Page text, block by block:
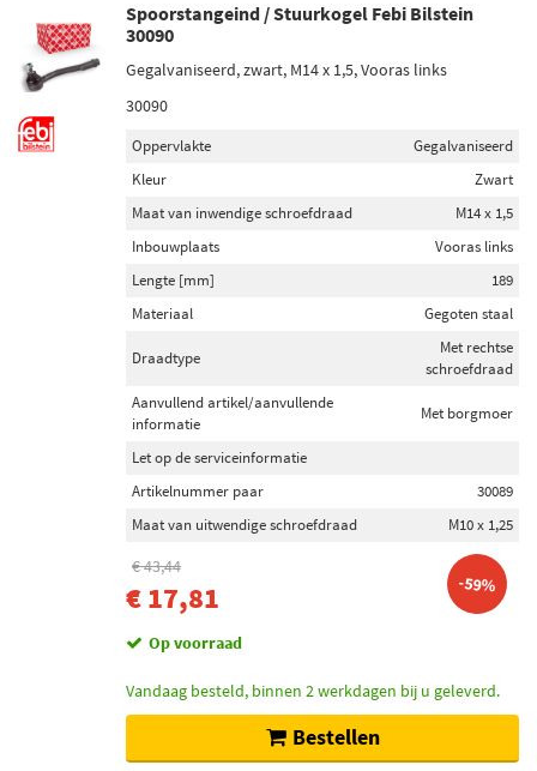
Spoorstangeind / Stuurkogel Febi Bilstein
30090
Gegalvaniseerd, zwart, M14 x 1,5, Vooras links
30090
Oppervlakte
Gegalvaniseerd
Kleur
Zwart
Maat van inwendige schroefdraad
M14 x 1,5
Inbouwplaats
Vooras links
Lengte [mm]
189
Materiaal
Gegoten staal
Draadtype
Met rechtse
schroefdraad
Aanvullend artikel/aanvullende
informatie
Met borgmoer
Let op de serviceinformatie
Artikelnummer paar
30089
Maat van uitwendige schroefdraad
M10 x 1,25
€ 43,44
€ 17,81 -59%
Op voorraad
Vandaag besteld, binnen 2 werkdagen bij u geleverd.
Bestellen